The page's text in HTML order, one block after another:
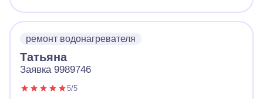
ремонт водонагревателя
Татьяна
Заявка 9989746
5/5